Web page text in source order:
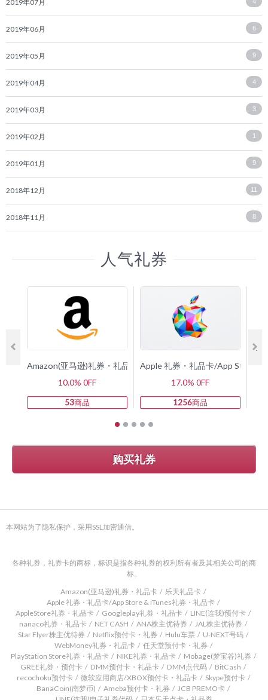
2019年07月
2019年06月 6
2019年05月 9
2019年04月 4
2019年03月 3
2019年02月 1
2019年01月 9
2018年12月 11
2018年11月 8
人气礼券
Amazon(亚马逊)礼券・礼品卡
10.0% 0FF
53商品
Apple 礼券・礼品卡/App Store &
17.0% 0FF
1256商品
购买礼券
本网站为了隐私保护，采用SSL加密通信。
各种礼券，礼券卡的商标，标识是指各种礼券的权利所有者及其相关公司的商
标。
Amazon(亚马逊)礼券・礼品卡
乐天礼品卡
Apple 礼券・礼品卡/App Store & iTunes礼券・礼品卡
AppleStore礼券・礼品卡
Googleplay礼券・礼品卡
LINE(连我)预付卡
nanaco礼券・礼品卡
NET CASH ANA株主优待券
JAL株主优待券
Star Flyer株主优待券
Netflix预付卡・礼券 Hulu车票
U-NEXT号码
WebMoney礼券・礼品卡
任天堂预付卡・礼券
PlayStation Store礼券・礼品卡
NIKE礼券・礼品卡
Mobage(梦宝谷)礼券
GREE礼券・预付卡
DMM预付卡・礼品卡 DMM点代码
BitCash
recochoku预付卡
微软应用商店/XBOX预付卡・礼品卡
Skype预付卡
BanaCoin(南梦币)
Ameba预付卡・礼券
JCB PREMO卡